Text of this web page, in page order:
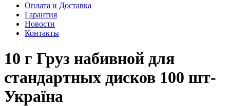
Оплата и Доставка
Гарантия
Новости
Контакты
10 г Груз набивной для
стандартных дисков 100 шт-
Україна